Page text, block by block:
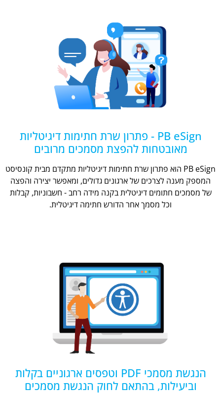
PB eSign - פתרון שרת חתימות דיגיטליות
מאובטחות להפצת מסמכים מרובים
PB eSign הוא פתרון שרת חתימות דיגיטליות מתקדם מבית קונסיסט
המספק מענה לצרכים של ארגונים גדולים, ומאפשר יצירה והפצה
של מסמכים חתומים דיגיטלית בקנה מידה רחב - חשבוניות, קבלות
וכל מסמך אחר הדורש חתימה דיגיטלית.
הנגשת מסמכי PDF וטפסים ארגוניים בקלות
וביעילות, בהתאם לחוק הנגשת מסמכים